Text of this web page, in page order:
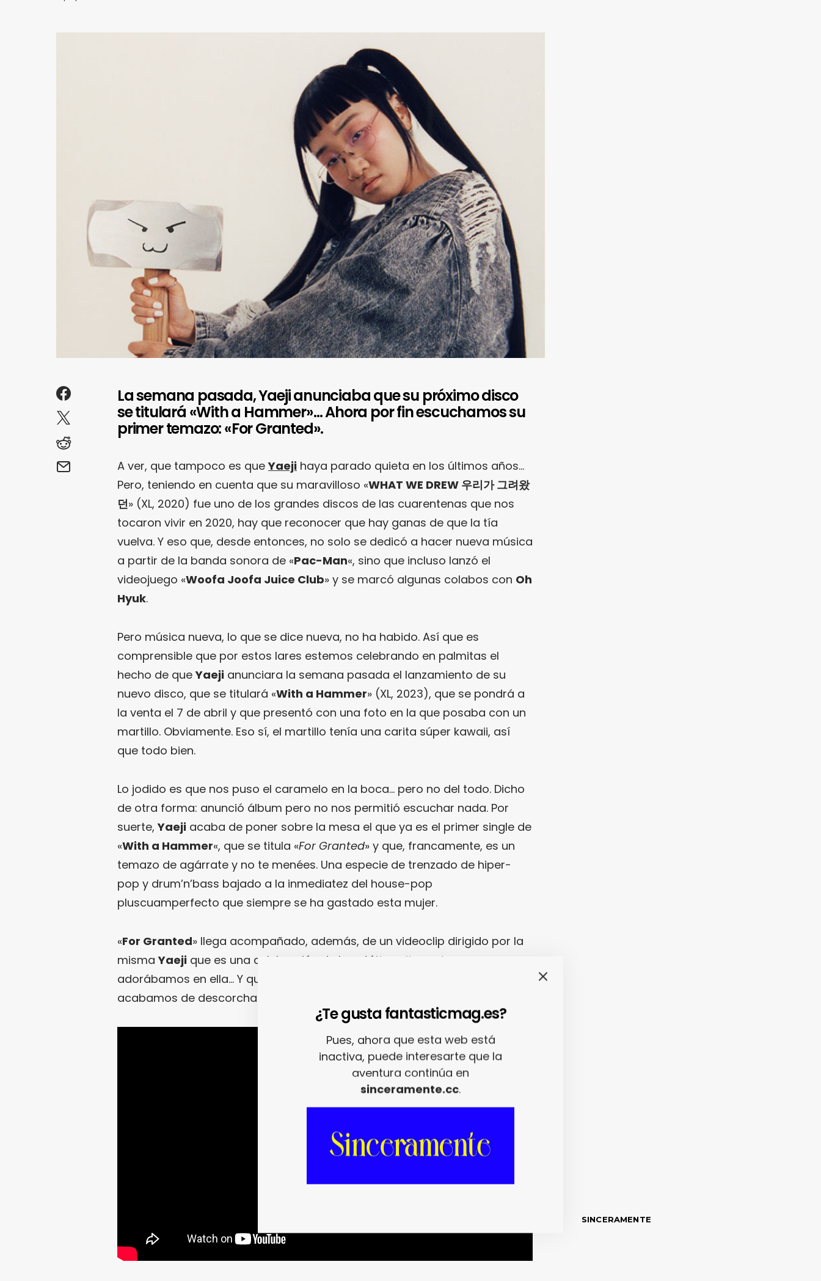
La semana pasada, Yaeji anunciaba que su próximo disco
se titulará «With a Hammer»… Ahora por fin escuchamos su
primer temazo: «For Granted».
A ver, que tampoco es queYaeji haya parado quieta en los últimos años…
Pero, teniendo en cuenta que su maravilloso «WHAT WE DREW 우리가 그려왔
던» (XL, 2020) fue uno de los grandes discos de las cuarentenas que nos
tocaron vivir en 2020, hay que reconocer que hay ganas de que la tía
vuelva. Y eso que, desde entonces, no solo se dedicó a hacer nueva música
a partir de la banda sonora de «Pac-Man«, sino que incluso lanzó el
videojuego «Woofa Joofa Juice Club» y se marcó algunas colabos con Oh
Hyuk.
Pero música nueva, lo que se dice nueva, no ha habido. Así que es
comprensible que por estos lares estemos celebrando en palmitas el
hecho de queYaeji anunciara la semana pasada el lanzamiento de su
nuevo disco, que se titulará «With a Hammer» (XL, 2023), que se pondrá a
la venta el 7 de abril y que presentó con una foto en la que posaba con un
martillo. Obviamente. Eso sí, el martillo tenía una carita súper kawaii, así
que todo bien.
Lo jodido es que nos puso el caramelo en la boca… pero no del todo. Dicho
de otra forma: anunció álbum pero no nos permitió escuchar nada. Por
suerte,Yaeji acaba de poner sobre la mesa el que ya es el primer single de
«With a Hammer«, que se titula «For Granted» y que, francamente, es un
temazo de agárrate y no te menées. Una especie de trenzado de hiper-
pop y drum’n’bass bajado a la inmediatez del house-pop
pluscuamperfecto que siempre se ha gastado esta mujer.
«For Granted» llega acompañado, además, de un videoclip dirigido por la
mismaYaeji que es una celebración de la estética ultra cute que ya
adorábamos en ella… Y que seguro que nos va a alegrar este año 2023 que
acabamos de descorchar.
SINCERAMENTE
¿Te gusta fantasticmag.es?
Pues, ahora que esta web está
inactiva, puede interesarte que la
aventura continúa en
sinceramente.cc.